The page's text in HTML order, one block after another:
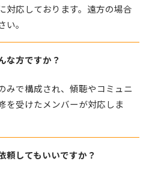
対応しております。遠方の場合
。
な方ですか？
みで構成され、傾聴やコミュニ
を受けたメンバーが対応しま
頼してもいいですか？